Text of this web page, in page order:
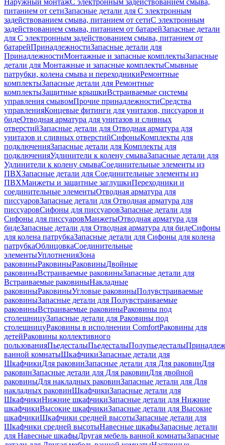
Наружный монтажС электронным задействованием смыва,
питанием от сетиЗапасные детали для С электронным
задействованием смыва, питанием от сетиС электронным
задействованием смыва, питанием от батарейЗапасные детали
для С электронным задействованием смыва, питанием от
батарейПринадлежностиЗапасные детали для
ПринадлежностиМонтажные и запасные комплектыЗапасные
детали для Монтажные и запасные комплектыСмывные
патрубки, колена смыва и переходникиРемонтные
комплектыЗапасные детали для Ремонтные
комплектыЗащитные крышкиВстраиваемые системы
управления смывомПрочие принадлежностиСредства
управленияКонцевые фитинги для унитазов, писсуаров и
бидеОтводная арматура для унитазов и сливных
отверстийЗапасные детали для Отводная арматура для
унитазов и сливных отверстийСифоныКомплекты для
подключенияЗапасные детали для Комплекты для
подключенияУдлинители к колену смываЗапасные детали для
Удлинители к колену смываСоединительные элементы из
ПВХЗапасные детали для Соединительные элементы из
ПВХМанжеты и защитные заглушкиПереходники и
соединительные элементыОтводная арматура для
писсуаровЗапасные детали для Отводная арматура для
писсуаровCифоны для писсуаровЗапасные детали для
Cифоны для писсуаровМанжетыОтводная арматура для
бидеЗапасные детали для Отводная арматура для бидеСифоны
для колена патрубкаЗапасные детали для Сифоны для колена
патрубкаОблицовкаСоединительные
элементыУплотненияЗона
раковиныРаковиныРаковиныДвойные
раковиныВстраиваемые раковиныЗапасные детали для
Встраиваемые раковиныНакладные
раковиныРаковиныУгловые раковиныПолувстраиваемые
раковиныЗапасные детали для Полувстраиваемые
раковиныВстраиваемые раковиныРаковины под
столешницуЗапасные детали для Раковины под
столешницуРаковины в исполнении ComfortPаковины для
детейРаковины коллективного
пользованияПьедесталыПьедесталыПолупьедесталы
ванной комнатыШкафчикиЗапасные детали для
ШкафчикиДля раковинЗапасные детали для Для раковинДля
раковинЗапасные детали для Для раковинДля двойной
раковиныДля накладных pаковинЗапасные детали для Для
накладных pаковинШкафчикиЗапасные детали для
ШкафчикиНижние шкафчикиЗапасные детали для Нижние
шкафчикиВысокие шкафчикиЗапасные детали для Высокие
шкафчикиШкафчики средней высотыЗапасные детали для
Шкафчики средней высотыНавесные шкафыЗапасные детали
для Навесные шкафыДругая мебель ванной комнатыЗапасные